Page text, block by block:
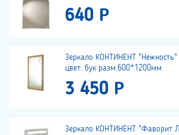
640 Р
Зеркало КОНТИНЕНТ "Нежность"
цвет: бук разм.600*1200мм
3 450 Р
Зеркало КОНТИНЕНТ "Фаворит